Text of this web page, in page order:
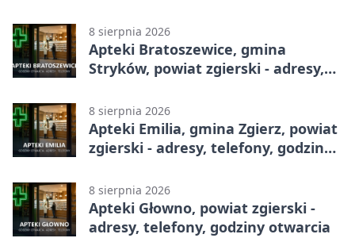
8 sierpnia 2026
Apteki Bratoszewice, gmina
Stryków, powiat zgierski - adresy,
8 sierpnia 2026
Apteki Emilia, gmina Zgierz, powiat
zgierski - adresy, telefony, godziny
8 sierpnia 2026
Apteki Głowno, powiat zgierski -
adresy, telefony, godziny otwarcia